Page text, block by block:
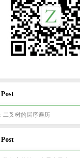
二叉树的层序遍历